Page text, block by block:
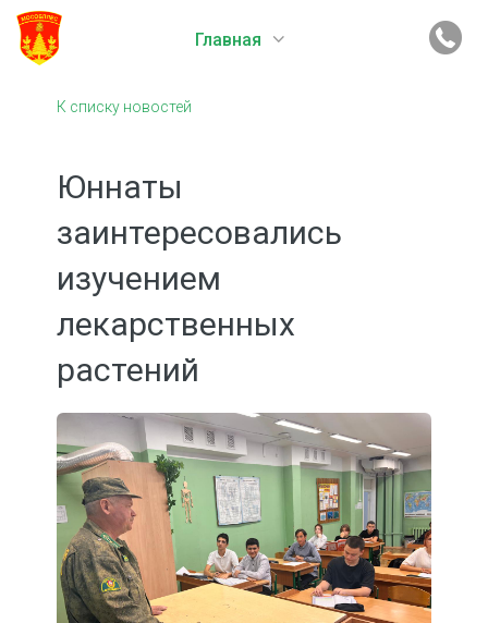
Главная
К списку новостей
Юннаты
заинтересовались
изучением
лекарственных
растений